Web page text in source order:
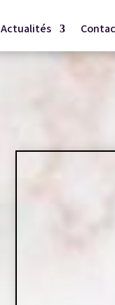
Actualités